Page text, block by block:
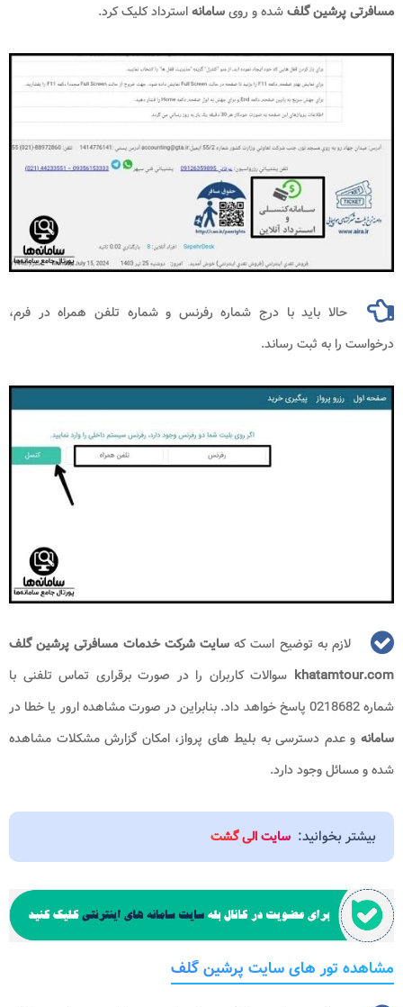
مسافرتی پرشین گلفشده و رویسامانهاسترداد کلیک کرد.
حالا باید با درج شماره رفرنس و شماره تلفن همراه در فرم،
درخواست را به ثبت رساند.
لازم به توضیح است که سایت شرکت خدمات مسافرتی پرشین گلف
khatamtour.com سوالات کاربران را در صورت برقراری تماس تلفنی با
شماره 0218682 پاسخ خواهد داد. بنابراین در صورت مشاهده ارور یا خطا در
سامانه و عدم دسترسی به بلیط های پرواز، امکان گزارش مشکلات مشاهده
شده و مسائل وجود دارد.
بیشتر بخوانید: سایت الی گشت
مشاهده تور های سایت پرشین گلف